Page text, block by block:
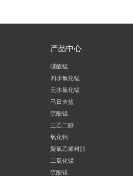
产品中心
碳酸锰
四水氯化锰
无水氯化锰
马日夫盐
硫酸锰
三乙二醇
氧化钙
聚氯乙烯树脂
二氧化锰
硫酸镁